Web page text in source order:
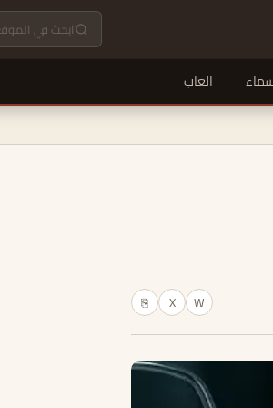
العاب
W
X
⎘